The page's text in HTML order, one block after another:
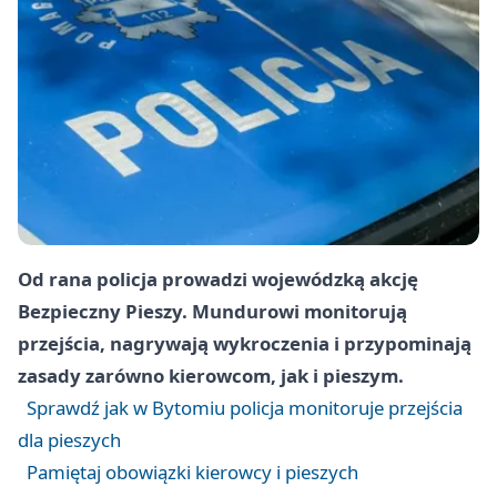
Od rana policja prowadzi wojewódzką akcję
Bezpieczny Pieszy. Mundurowi monitorują
przejścia, nagrywają wykroczenia i przypominają
zasady zarówno kierowcom, jak i pieszym.
Sprawdź jak w Bytomiu policja monitoruje przejścia
dla pieszych
Pamiętaj obowiązki kierowcy i pieszych